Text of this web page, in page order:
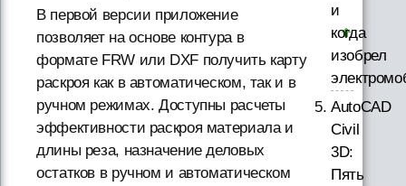
В первой версии приложение
позволяет на основе контура в
формате FRW или DXF получить карту
раскроя как в автоматическом, так и в
ручном режимах. Доступны расчеты
эффективности раскроя материала и
длины реза, назначение деловых
остатков в ручном и автоматическом
и
когда
изобрел
AutoCAD
Civil
3D:
Пять